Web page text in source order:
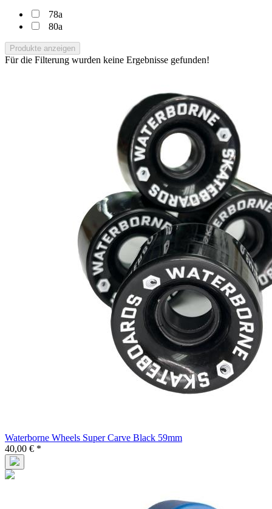
78a
80a
Produkte anzeigen
Für die Filterung wurden keine Ergebnisse gefunden!
Waterborne Wheels Super Carve Black 59mm
40,00 € *